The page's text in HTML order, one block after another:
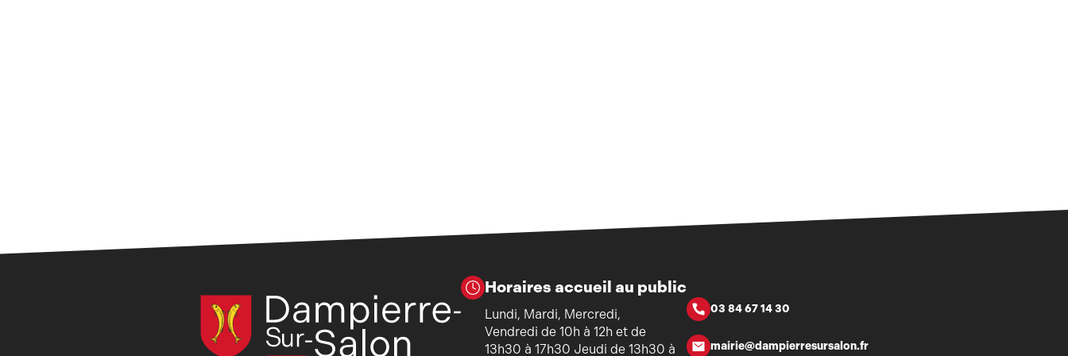
Horaires accueil au public
Lundi, Mardi, Mercredi,
Vendredi de 10h à 12h et de
13h30 à 17h30 Jeudi de 13h30 à
03 84 67 14 30
mairie@dampierresursalon.fr